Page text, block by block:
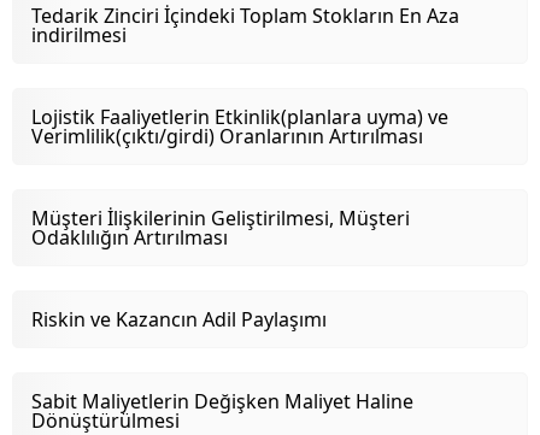
Tedarik Zinciri İçindeki Toplam Stokların En Aza
indirilmesi
Lojistik Faaliyetlerin Etkinlik(planlara uyma) ve
Verimlilik(çıktı/girdi) Oranlarının Artırılması
Müşteri İlişkilerinin Geliştirilmesi, Müşteri
Odaklılığın Artırılması
Riskin ve Kazancın Adil Paylaşımı
Sabit Maliyetlerin Değişken Maliyet Haline
Dönüştürülmesi